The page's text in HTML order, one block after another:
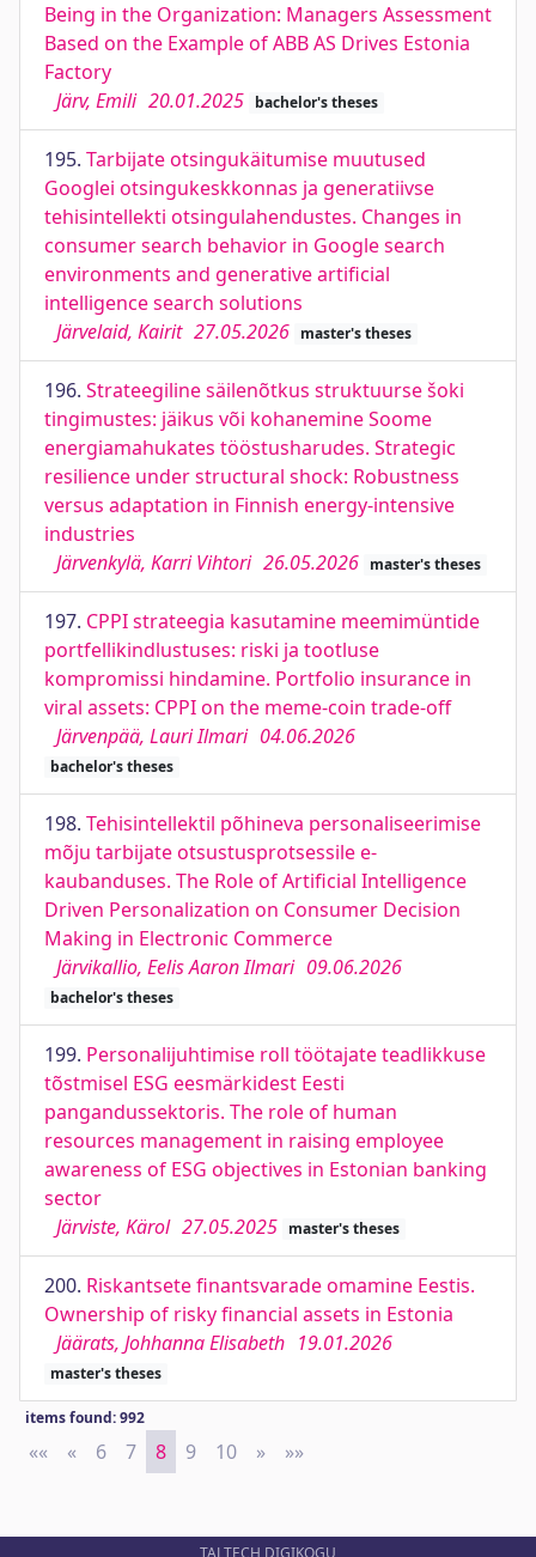
Being in the Organization: Managers Assessment
Based on the Example of ABB AS Drives Estonia
Factory
Järv, Emili 20.01.2025 bachelor's theses
195. Tarbijate otsingukäitumise muutused
Googlei otsingukeskkonnas ja generatiivse
tehisintellekti otsingulahendustes. Changes in
consumer search behavior in Google search
environments and generative artificial
intelligence search solutions
Järvelaid, Kairit 27.05.2026 master's theses
196. Strateegiline säilenõtkus struktuurse šoki
tingimustes: jäikus või kohanemine Soome
energiamahukates tööstusharudes. Strategic
resilience under structural shock: Robustness
versus adaptation in Finnish energy-intensive
industries
Järvenkylä, Karri Vihtori 26.05.2026 master's theses
197. CPPI strateegia kasutamine meemimüntide
portfellikindlustuses: riski ja tootluse
kompromissi hindamine. Portfolio insurance in
viral assets: CPPI on the meme-coin trade-off
Järvenpää, Lauri Ilmari 04.06.2026
bachelor's theses
198. Tehisintellektil põhineva personaliseerimise
mõju tarbijate otsustusprotsessile e-
kaubanduses. The Role of Artificial Intelligence
Driven Personalization on Consumer Decision
Making in Electronic Commerce
Järvikallio, Eelis Aaron Ilmari 09.06.2026
bachelor's theses
199. Personalijuhtimise roll töötajate teadlikkuse
tõstmisel ESG eesmärkidest Eesti
pangandussektoris. The role of human
resources management in raising employee
awareness of ESG objectives in Estonian banking
sector
Järviste, Kärol 27.05.2025 master's theses
200. Riskantsete finantsvarade omamine Eestis.
Ownership of risky financial assets in Estonia
Jäärats, Johhanna Elisabeth 19.01.2026
master's theses
items found: 992
«« First
« Previous
6 7 8 9 10 » Next
»»
TALTECH DIGIKOGU